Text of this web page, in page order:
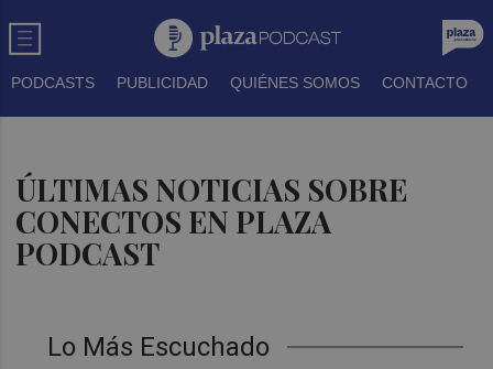
PODCASTS PUBLICIDAD QUIÉNES SOMOS CONTACTO
ÚLTIMAS NOTICIAS SOBRE
CONECTOS EN PLAZA
PODCAST
Lo Más Escuchado